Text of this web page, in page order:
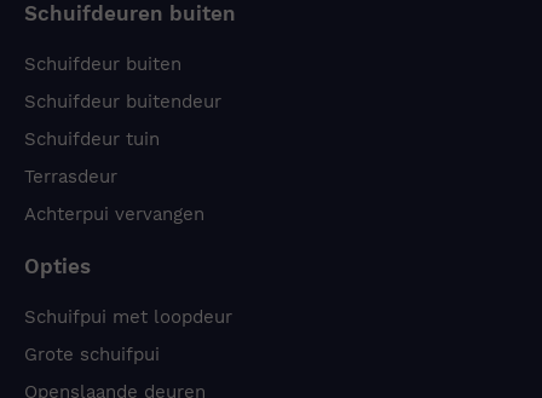
Schuifdeuren buiten
Schuifdeur buiten
Schuifdeur buitendeur
Schuifdeur tuin
Terrasdeur
Achterpui vervangen
Opties
Schuifpui met loopdeur
Grote schuifpui
Openslaande deuren